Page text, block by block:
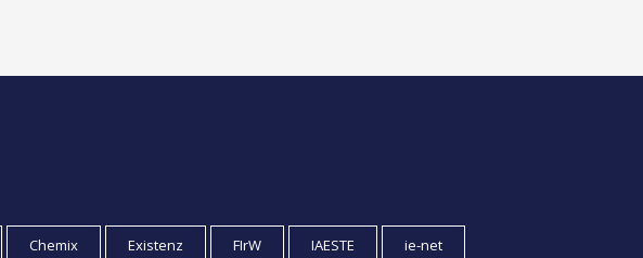
Chemix Existenz FIrW IAESTE ie-net